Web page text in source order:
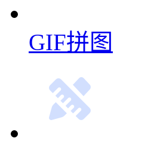
GIF拼图